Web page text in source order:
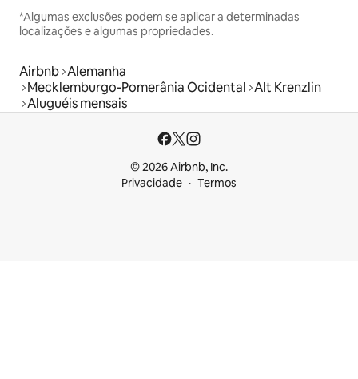
*Algumas exclusões podem se aplicar a determinadas
localizações e algumas propriedades.
Airbnb Alemanha
Mecklemburgo-Pomerânia Ocidental Alt Krenzlin
Aluguéis mensais
© 2026 Airbnb, Inc.
Privacidade
Termos